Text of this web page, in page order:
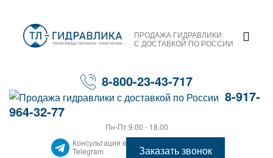
ПРОДАЖА ГИДРАВЛИКИ
С ДОСТАВКОЙ ПО РОССИИ
8-800-23-43-717
8-917-
964-32-77
Пн-Пт 9.00 - 18.00
Консультация в
Telegram
Заказать звонок